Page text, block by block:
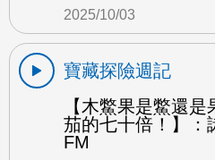
2025/10/03
寶藏探險週記
【木鱉果是鱉還
茄的七十倍！】：
FM